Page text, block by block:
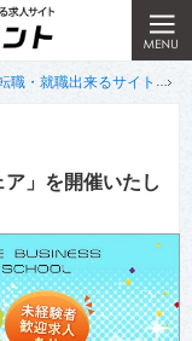
職・就職出来るサイト
」を開催いたし
なら当サイトへ。
職・就職出来るサイト